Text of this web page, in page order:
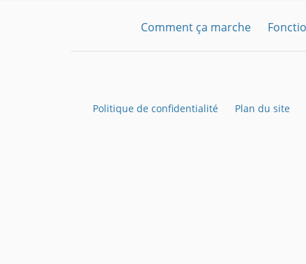
Comment ça marche
Politique de confidentialité Plan du site